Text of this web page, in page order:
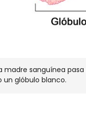
madre sanguínea
un glóbulo blanco.